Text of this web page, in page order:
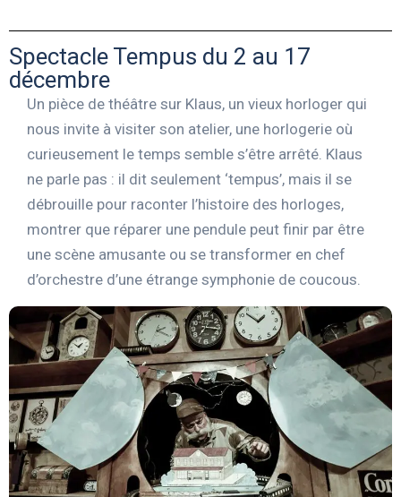
Spectacle Tempus du 2 au 17
décembre
Un pièce de théâtre sur Klaus, un vieux horloger qui
nous invite à visiter son atelier, une horlogerie où
curieusement le temps semble s’être arrêté. Klaus
ne parle pas : il dit seulement ‘tempus’, mais il se
débrouille pour raconter l’histoire des horloges,
montrer que réparer une pendule peut finir par être
une scène amusante ou se transformer en chef
d’orchestre d’une étrange symphonie de coucous.